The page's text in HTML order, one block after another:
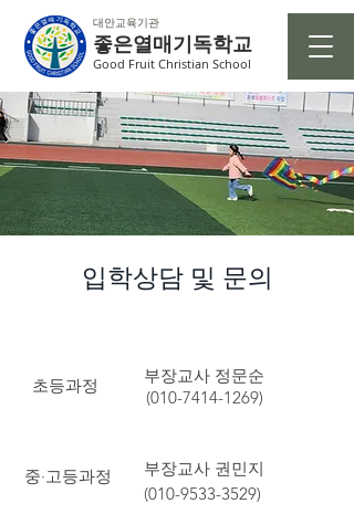
대안교육기관
좋은열매기독학교
Good Fruit Christian School
입학상담 및 문의
초등과정
부장교사 정문순
(010-7414-1269)
중·고등과정
부장교사 권민지
(010-9533-3529)